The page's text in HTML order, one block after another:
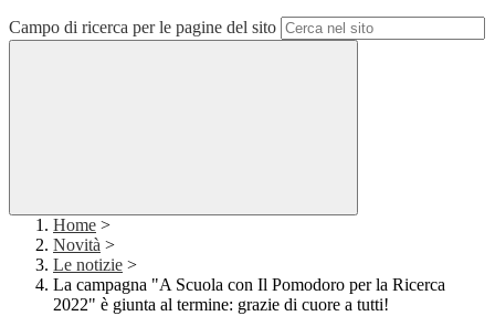
Campo di ricerca per le pagine del sito
Home >
Novità >
Le notizie >
La campagna "A Scuola con Il Pomodoro per la Ricerca
2022" è giunta al termine: grazie di cuore a tutti!